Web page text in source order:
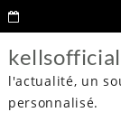
kellsofficial
l'actualité, un
personnalisé.